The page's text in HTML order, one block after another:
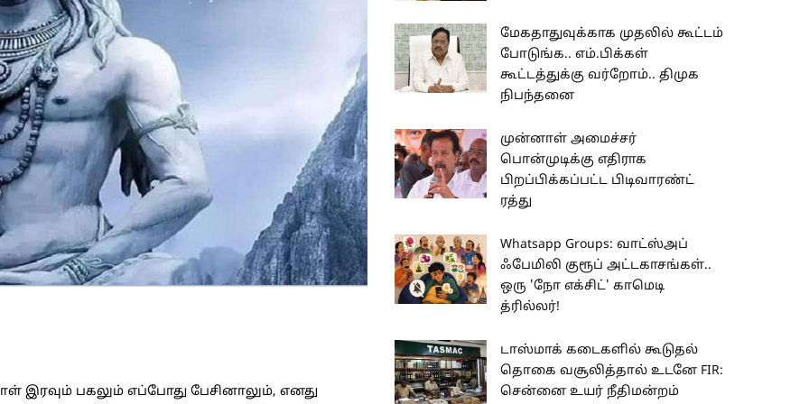
பகலும் எப்போது பேசினாலும், எனது
மேகதாதுவுக்காக முதலில் கூட்டம்
போடுங்க.. எம்.பிக்கள்
கூட்டத்துக்கு வர்றோம்.. திமுக
நிபந்தனை
முன்னாள் அமைச்சர்
பொன்முடிக்கு எதிராக
பிறப்பிக்கப்பட்ட பிடிவாரண்ட்
ரத்து
Whatsapp Groups: வாட்ஸ்அப்
ஃபேமிலி குரூப் அட்டகாசங்கள்..
ஒரு 'நோ எக்சிட்' காமெடி
த்ரில்லர்!
டாஸ்மாக் கடைகளில் கூடுதல்
தொகை வசூலித்தால் உடனே FIR:
சென்னை உயர் நீதிமன்றம்